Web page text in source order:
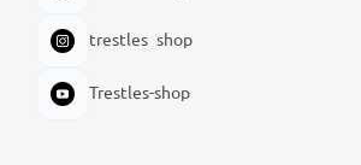
trestles_shop
Trestles-shop